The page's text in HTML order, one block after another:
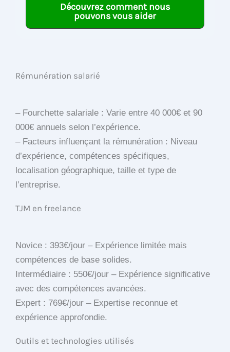
Découvrez comment nous
pouvons vous aider
Rémunération salarié
– Fourchette salariale : Varie entre 40 000€ et 90
000€ annuels selon l’expérience.
– Facteurs influençant la rémunération : Niveau
d’expérience, compétences spécifiques,
localisation géographique, taille et type de
l’entreprise.
TJM en freelance
Novice : 393€/jour – Expérience limitée mais
compétences de base solides.
Intermédiaire : 550€/jour – Expérience significative
avec des compétences avancées.
Expert : 769€/jour – Expertise reconnue et
expérience approfondie.
Outils et technologies utilisés